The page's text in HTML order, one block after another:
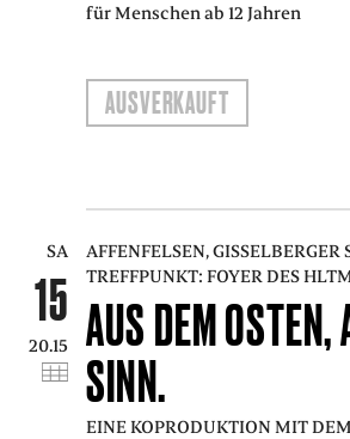
für Menschen ab 12 Jahren
AUSVERKAUFT
SA
15
20.15
AFFENFELSEN, GISSELBERGER
REFFPUNKT: FOYER DES HLTM
AUS DEM OSTEN,
SINN.
EINE KOPRODUKTION MIT